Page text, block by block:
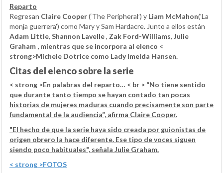
Reparto
Regresan Claire Cooper(‘The Peripheral’) y Liam McMahon('La
monja guerrera') como Mary y Sam Hardacre. Junto a ellos están
Adam Little, Shannon Lavelle, Zak Ford-Williams, Julie
Graham , mientras que se incorpora al elenco <
strong>Michele Dotrice como Lady Imelda Hansen.
Citas del elenco sobre la serie
< strong >En palabras del reparto… < br > “No tiene sentido
que durante tanto tiempo se hayan contado tan pocas
historias de mujeres maduras cuando precisamente son parte
fundamental de la audiencia”, afirma Claire Cooper.
"El hecho de que la serie haya sido creada por guionistas de
origen obrero la hace diferente. Ese tipo de voces siguen
siendo poco habituales", señala Julie Graham.
< strong >FOTOS